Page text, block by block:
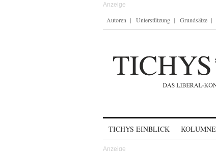
Autoren Unterstützung Grundsätze
TICHYS EINBLICK